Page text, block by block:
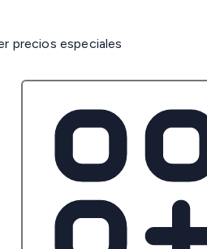
precios especiales